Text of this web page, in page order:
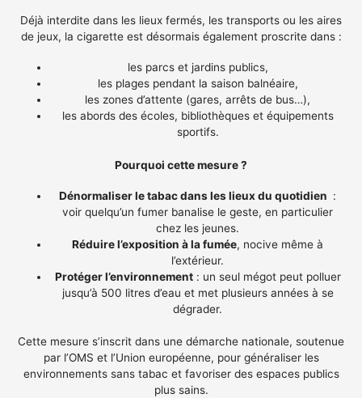
Déjà interdite dans les lieux fermés, les transports ou les aires
de jeux, la cigarette est désormais également proscrite dans :
les parcs et jardins publics,
les plages pendant la saison balnéaire,
les zones d’attente (gares, arrêts de bus…),
les abords des écoles, bibliothèques et équipements
sportifs.
Pourquoi cette mesure ?
Dénormaliser le tabac dans les lieux du quotidien :
voir quelqu’un fumer banalise le geste, en particulier
chez les jeunes.
Réduire l’exposition à la fumée, nocive même à
l’extérieur.
Protéger l’environnement: un seul mégot peut polluer
jusqu’à 500 litres d’eau et met plusieurs années à se
dégrader.
Cette mesure s’inscrit dans une démarche nationale, soutenue
par l’OMS et l’Union européenne, pour généraliser les
environnements sans tabac et favoriser des espaces publics
plus sains.